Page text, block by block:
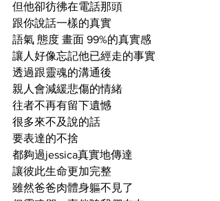
但他卻彷彿在電話那頭
跟你說話一樣的真實
語氣 態度 畫面 99%的真實感
讓人好像忘記他已經走的事實
透過跟靈魂的溝通後
親人會減緩悲傷的情緒
往者不再有留下遺憾
很多來不及說的話
要表達的不捨
都夠過jessica真實地傳達
讓彼此生命更加完整
雖然爸爸肉體身軀不見了